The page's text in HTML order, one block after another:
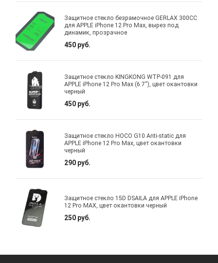
Защитное стекло безрамочное GERLAX 300CC
для APPLE iPhone 12 Pro Max, вырез под
динамик, прозрачное
450 руб.
Защитное стекло KINGKONG WTP-091 для
APPLE iPhone 12 Pro Max (6.7"), цвет окантовки
черный
450 руб.
Защитное стекло HOCO G10 Anti-static для
APPLE iPhone 12 Pro Max, цвет окантовки
черный
290 руб.
Защитное стекло 15D DSAILA для APPLE iPhone
12 Pro MAX, цвет окантовки черный
250 руб.